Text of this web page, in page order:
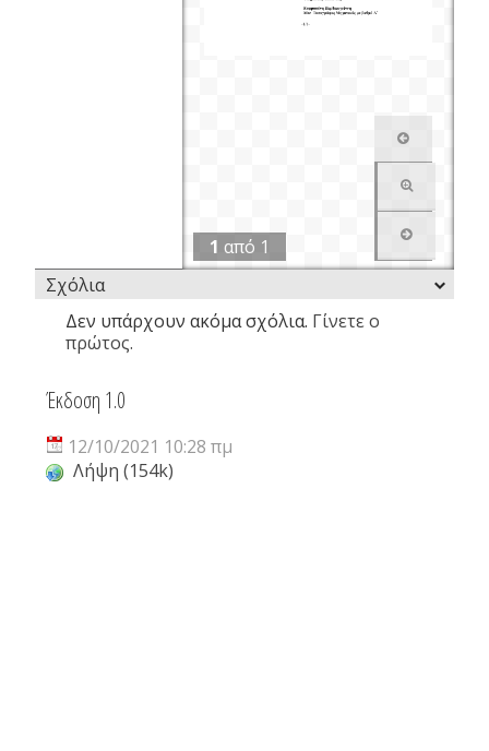
1 από 1
Σχόλια
Δεν υπάρχουν ακόμα σχόλια. Γίνετε ο
πρώτος.
Έκδοση 1.0
12/10/2021 10:28 πμ
Λήψη (154k)